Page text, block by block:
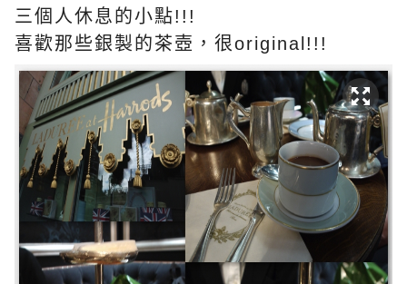
三個人休息的小點!!!
喜歡那些銀製的茶壺，很original!!!